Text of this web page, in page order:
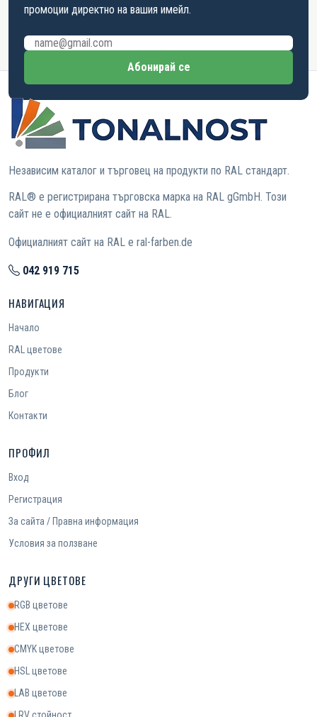
промоции директно на вашия имейл.
Имейл адрес
Абонирай се
Независим каталог и търговец на продукти по RAL стандарт.
RAL® е регистрирана търговска марка на RAL gGmbH. Този
сайт не е официалният сайт на RAL.
Официалният сайт на RAL е ral-farben.de
042 919 715
НАВИГАЦИЯ
Начало
RAL цветове
Продукти
Блог
Контакти
ПРОФИЛ
Вход
Регистрация
За сайта / Правна информация
Условия за ползване
ДРУГИ ЦВЕТОВЕ
RGB цветове
HEX цветове
CMYK цветове
HSL цветове
LAB цветове